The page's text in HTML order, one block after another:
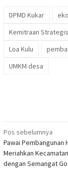
DPMD Kukar
Kemitraan
Loa Kulu
UMKM desa
Navigasi
pos
Pos sebelumnya
Pawai Pembangunan
Meriahkan
dengan Semangat